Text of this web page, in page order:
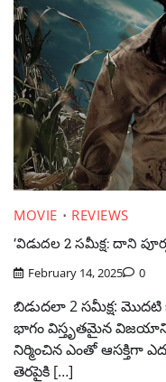
MOVIE
REVIEWS
‘విడుదల 2 సమీక్ష: దాని
February 14, 2025 0
బిడుదలా 2 సమీక్ష:
భాగం విస్తృతమైన
నిర్మించిన ఎంతో ఆసక్తిగా
తెరపైకి […]